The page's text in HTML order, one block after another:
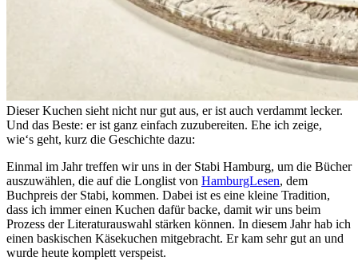
Dieser Kuchen sieht nicht nur gut aus, er ist auch verdammt lecker.
Und das Beste: er ist ganz einfach zuzubereiten. Ehe ich zeige,
wie‘s geht, kurz die Geschichte dazu:
Einmal im Jahr treffen wir uns in der Stabi Hamburg, um die Bücher
auszuwählen, die auf die Longlist von HamburgLesen, dem
Buchpreis der Stabi, kommen. Dabei ist es eine kleine Tradition,
dass ich immer einen Kuchen dafür backe, damit wir uns beim
Prozess der Literaturauswahl stärken können. In diesem Jahr hab ich
einen baskischen Käsekuchen mitgebracht. Er kam sehr gut an und
wurde heute komplett verspeist.